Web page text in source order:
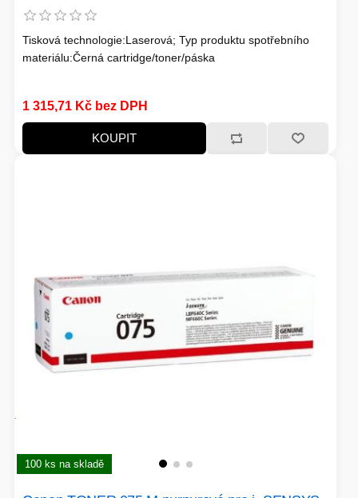
Tisková technologie:Laserová; Typ produktu spotřebního
materiálu:Černá cartridge/toner/páska
1 315,71 Kč bez DPH
KOUPIT
100 ks na skladě